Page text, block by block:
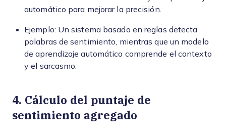
automático para mejorar la precisión.
Ejemplo: Un sistema basado en reglas detecta
palabras de sentimiento, mientras que un modelo
de aprendizaje automático comprende el contexto
y el sarcasmo.
4. Cálculo del puntaje de
sentimiento agregado